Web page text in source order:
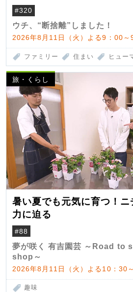
#320
ウチ、“断捨離”しました！
2026年8月11日（火）よる9：00～
ファミリー 住まい ヒュー
旅・くらし
暑い夏でも元気に育つ！
力に迫る
#88
夢が咲く 有吉園芸 ～Road to
shop～
2026年8月11日（火）よる10：30
趣味